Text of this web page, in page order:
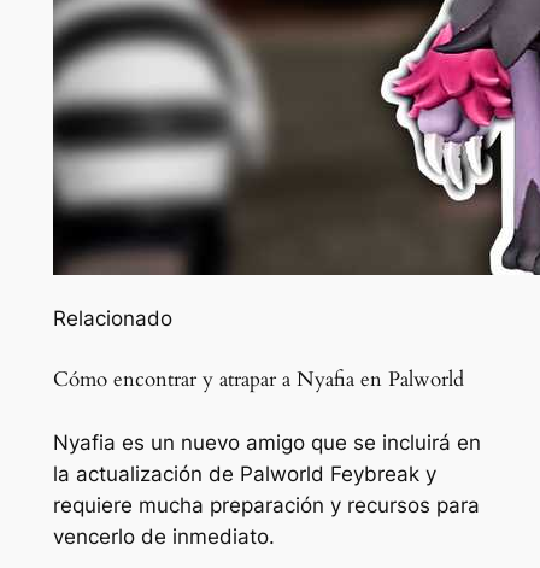
Relacionado
Cómo encontrar y atrapar a Nyafia en Palworld
Nyafia es un nuevo amigo que se incluirá en
la actualización de Palworld Feybreak y
requiere mucha preparación y recursos para
vencerlo de inmediato.